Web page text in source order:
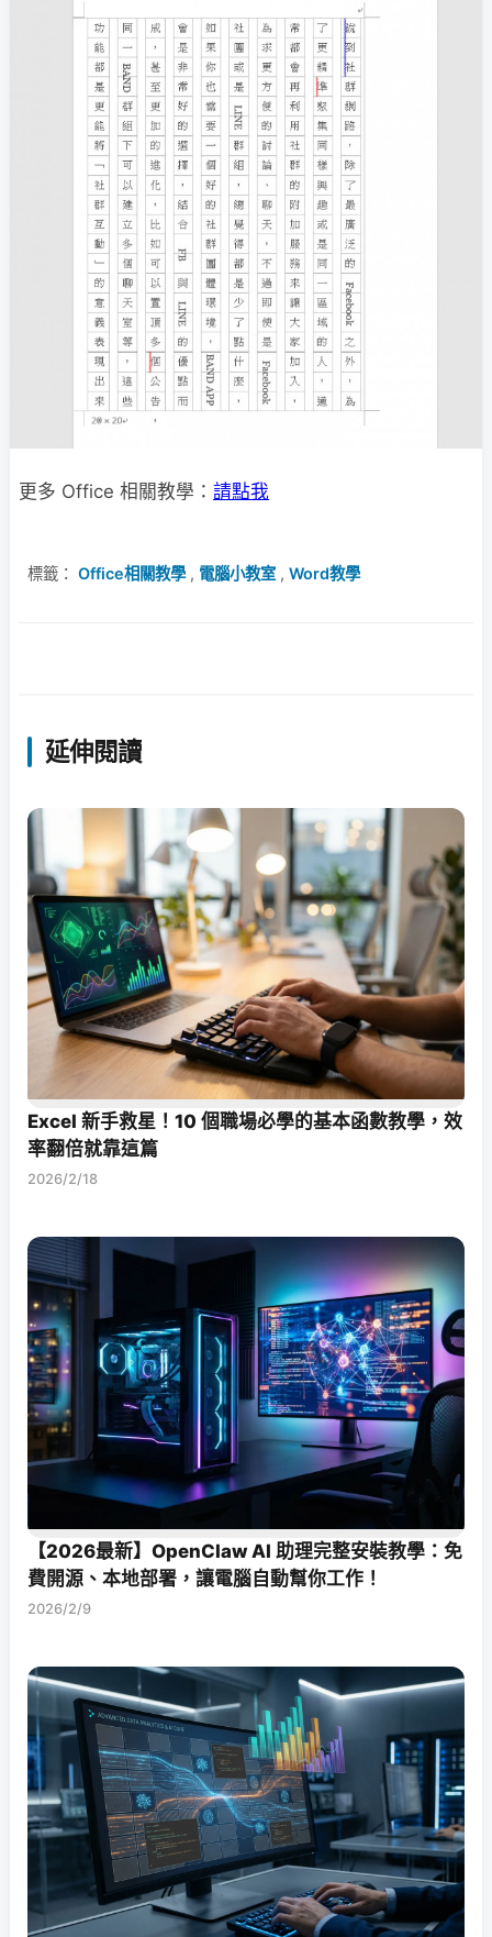
更多 Office 相關教學： 請點我
標籤： Office相關教學, 電腦小教室 , Word教學
延伸閱讀
Excel 新手救星！10 個職場必學的基本函數教學，效
率翻倍就靠這篇
2026/2/18
【2026最新】OpenClaw AI 助理完整安裝教學：免
費開源、本地部署，讓電腦自動幫你工作！
2026/2/9